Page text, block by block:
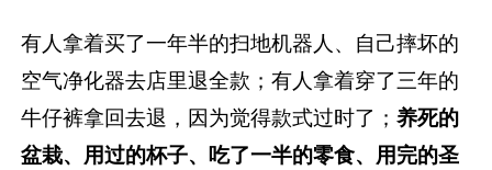
有人拿着买了一年半的扫地机器人、自己摔坏的
空气净化器去店里退全款；有人拿着穿了三年的
牛仔裤拿回去退，因为觉得款式过时了；养死的
盆栽、用过的杯子、吃了一半的零食、用完的圣